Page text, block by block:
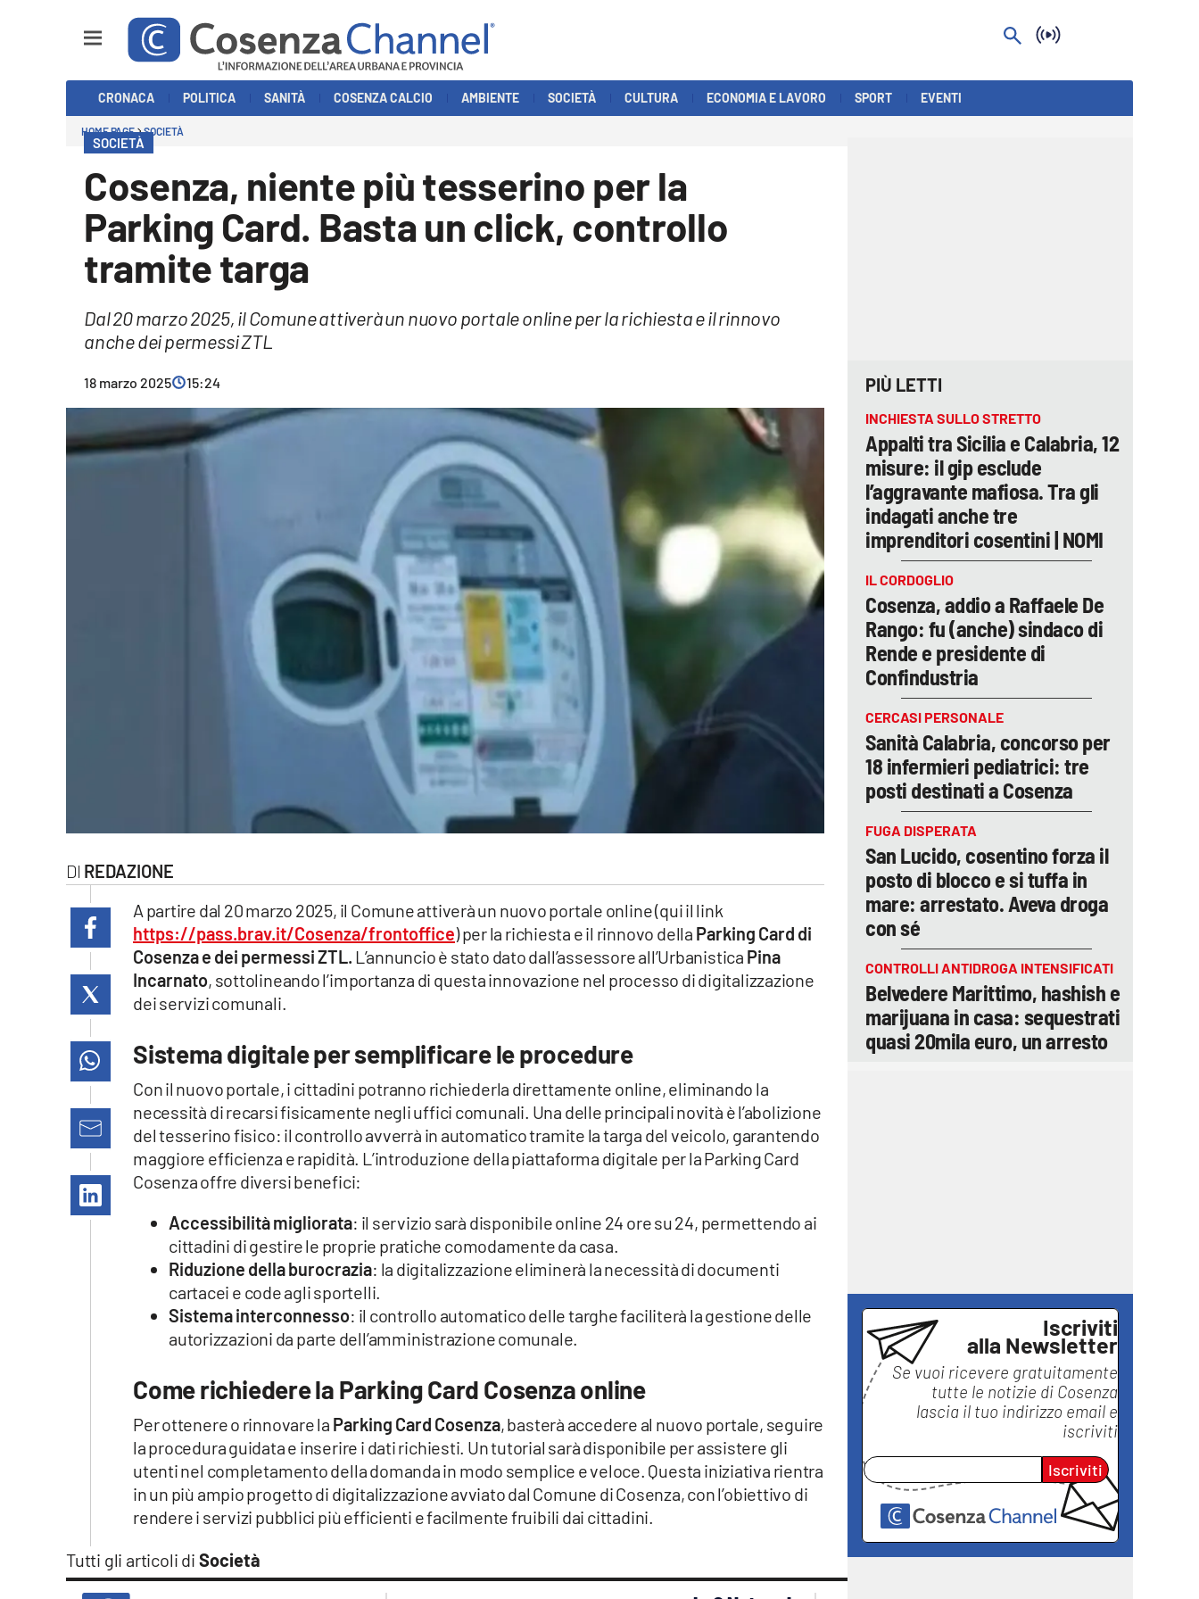
Economia e Lavoro
lacitymag.it
cosenzachannel.it
catanzarochannel.it
CRONACA POLITICA SANITÀ COSENZA CALCIO AMBIENTE SOCIETÀ CULTURA ECONOMIA E LAVORO SPORT EVENTI
HOME PAGE SOCIETÀ
SOCIETÀ
Cosenza, niente più tesserino per la
Parking Card. Basta un click, controllo
tramite targa
Dal 20 marzo 2025, il Comune attiverà un nuovo portale online per la richiesta e il rinnovo
anche dei permessi ZTL
18 marzo 2025 15:24
REDAZIONE
Tutti gli articoli di Società
A partire dal 20 marzo 2025, il Comune attiverà un nuovo portale online (qui il link
https://pass.brav.it/Cosenza/frontoffice) per la richiesta e il rinnovo della Parking Card di
Cosenza e dei permessi ZTL. L’annuncio è stato dato dall’assessore all’Urbanistica Pina
Incarnato, sottolineando l’importanza di questa innovazione nel processo di digitalizzazione
dei servizi comunali.
Sistema digitale per semplificare le procedure
Con il nuovo portale, i cittadini potranno richiederla direttamente online, eliminando la
necessità di recarsi fisicamente negli uffici comunali. Una delle principali novità è l’abolizione
del tesserino fisico: il controllo avverrà in automatico tramite la targa del veicolo, garantendo
maggiore efficienza e rapidità. L’introduzione della piattaforma digitale per la Parking Card
Cosenza offre diversi benefici:
Accessibilità migliorata: il servizio sarà disponibile online 24 ore su 24, permettendo ai
cittadini di gestire le proprie pratiche comodamente da casa.
Riduzione della burocrazia: la digitalizzazione eliminerà la necessità di documenti
cartacei e code agli sportelli.
Sistema interconnesso: il controllo automatico delle targhe faciliterà la gestione delle
autorizzazioni da parte dell’amministrazione comunale.
Come richiedere la Parking Card Cosenza online
Per ottenere o rinnovare la Parking Card Cosenza, basterà accedere al nuovo portale, seguire
la procedura guidata e inserire i dati richiesti. Un tutorial sarà disponibile per assistere gli
utenti nel completamento della domanda in modo semplice e veloce. Questa iniziativa rientra
in un più ampio progetto di digitalizzazione avviato dal Comune di Cosenza, con l’obiettivo di
rendere i servizi pubblici più efficienti e facilmente fruibili dai cittadini.
PIÙ LETTI
INCHIESTA SULLO STRETTO
Appalti tra Sicilia e Calabria, 12
misure: il gip esclude
l’aggravante mafiosa. Tra gli
indagati anche tre
imprenditori cosentini | NOMI
IL CORDOGLIO
Cosenza, addio a Raffaele De
Rango: fu (anche) sindaco di
Rende e presidente di
Confindustria
CERCASI PERSONALE
Sanità Calabria, concorso per
18 infermieri pediatrici: tre
posti destinati a Cosenza
FUGA DISPERATA
San Lucido, cosentino forza il
posto di blocco e si tuffa in
mare: arrestato. Aveva droga
con sé
CONTROLLI ANTIDROGA INTENSIFICATI
Belvedere Marittimo, hashish e
marijuana in casa: sequestrati
quasi 20mila euro, un arresto
Iscriviti
alla Newsletter
Se vuoi ricevere gratuitamente
tutte le notizie di Cosenza
lascia il tuo indirizzo email e
iscriviti
Iscriviti